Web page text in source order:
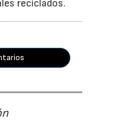
reciclados.